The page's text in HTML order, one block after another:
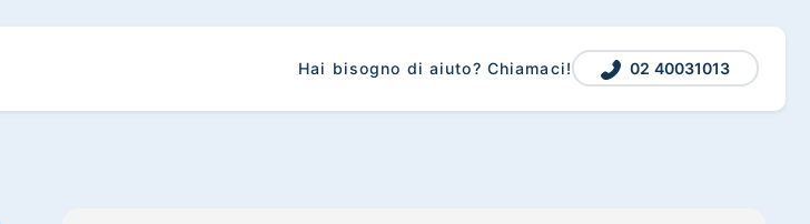
Hai bisogno di aiuto? Chiamaci! 02 40031013